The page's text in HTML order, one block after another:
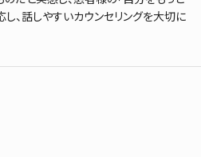
、話しやすいカウンセリングを大切に